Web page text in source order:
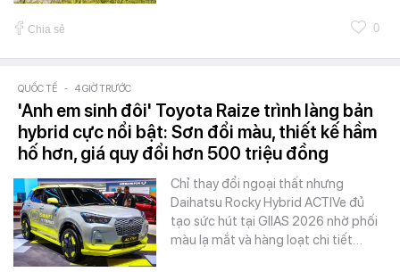
Chia sẻ 0
QUỐC TẾ - 4 GIỜ TRƯỚC
'Anh em sinh đôi' Toyota Raize trình làng bản
hybrid cực nổi bật: Sơn đổi màu, thiết kế hầm
hố hơn, giá quy đổi hơn 500 triệu đồng
Chỉ thay đổi ngoại thất nhưng
Daihatsu Rocky Hybrid ACTIVe đủ
tạo sức hút tại GIIAS 2026 nhờ phối
màu lạ mắt và hàng loạt chi tiết…